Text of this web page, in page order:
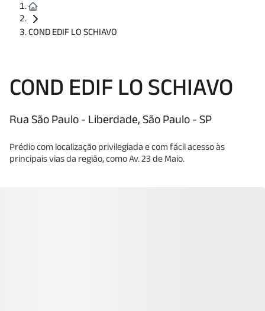
COND EDIF LO SCHIAVO
COND EDIF LO SCHIAVO
Rua São Paulo - Liberdade, São Paulo - SP
Prédio com localização privilegiada e com fácil acesso às
principais vias da região, como Av. 23 de Maio.